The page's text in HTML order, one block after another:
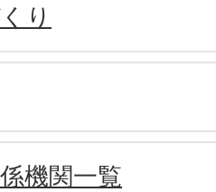
り
機関一覧